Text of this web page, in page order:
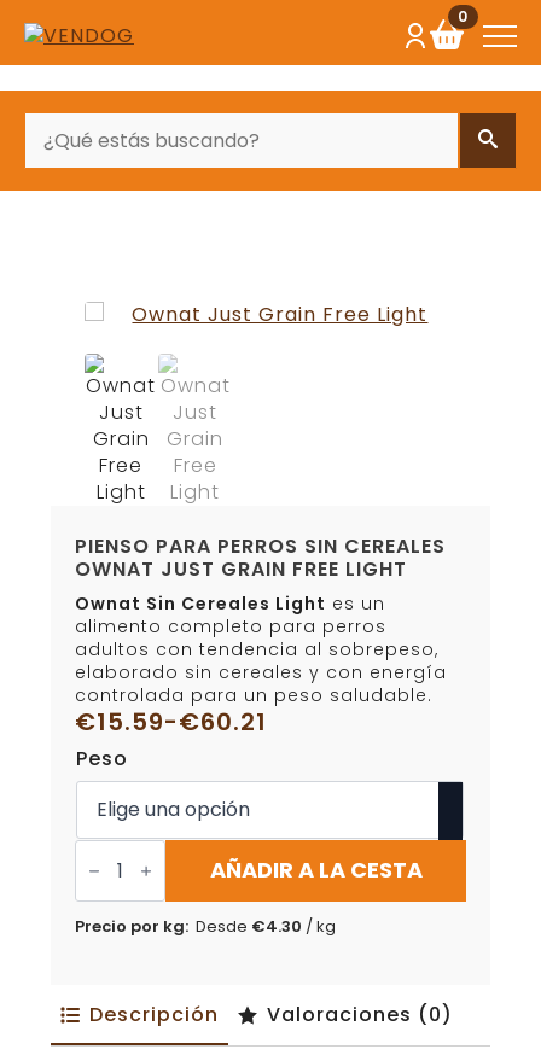
0
PIENSO PARA PERROS SIN CEREALES
OWNAT JUST GRAIN FREE LIGHT
Ownat Sin Cereales Light es un
alimento completo para perros
adultos con tendencia al sobrepeso,
elaborado sin cereales y con energía
controlada para un peso saludable.
€15.59-€60.21
Rango
de
precios:
desde
€15.59
hasta
€60.21
Peso
Pienso
para
perros
sin
cereales
Ownat
Free
Light
cantidad
AÑADIR A LA CESTA
Precio por kg: Desde €4.30 / kg
Descripción Valoraciones (0)